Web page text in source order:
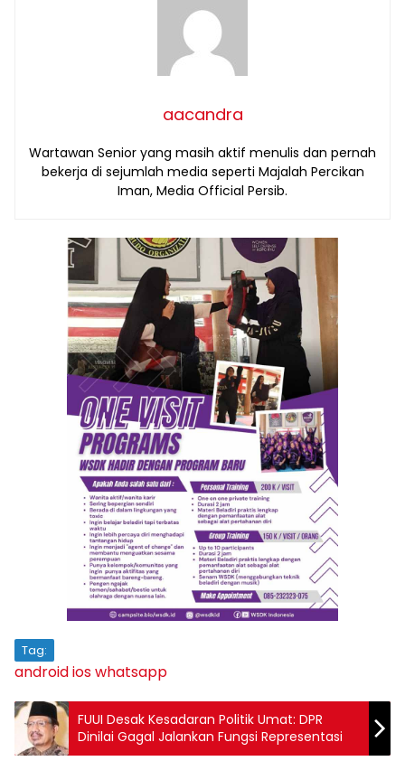
aacandra
Wartawan Senior yang masih aktif menulis dan pernah
bekerja di sejumlah media seperti Majalah Percikan
Iman, Media Official Persib.
Tag:
androidioswhatsapp
FUUI Desak Kesadaran Politik Umat: DPR
Dinilai Gagal Jalankan Fungsi Representasi